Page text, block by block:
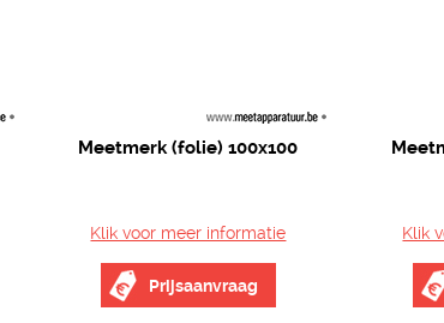
Meetmerk (folie) 100x100
Klik voor meer informatie
Prijsaanvraag
Klik